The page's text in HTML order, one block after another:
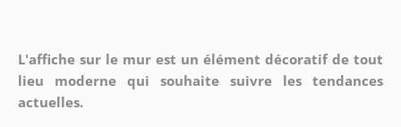
L'affiche sur le mur est un élément décoratif de tout
lieu moderne qui souhaite suivre les tendances
actuelles.